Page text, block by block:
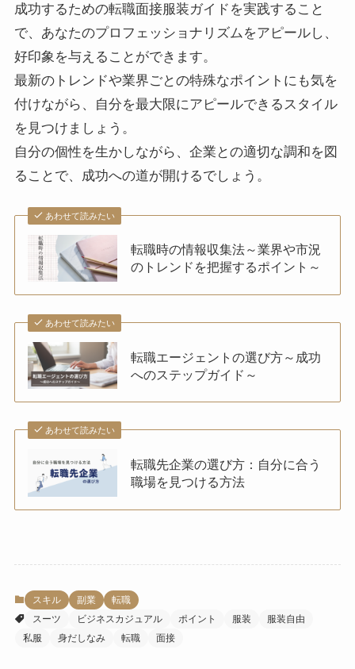
成功するための転職面接服装ガイドを実践すること
で、あなたのプロフェッショナリズムをアピールし、
好印象を与えることができます。
最新のトレンドや業界ごとの特殊なポイントにも気を
付けながら、自分を最大限にアピールできるスタイル
を見つけましょう。
自分の個性を生かしながら、企業との適切な調和を図
ることで、成功への道が開けるでしょう。
あわせて読みたい
転職時の情報収集法～業界や市況
のトレンドを把握するポイント～
あわせて読みたい
転職エージェントの選び方～成功
へのステップガイド～
あわせて読みたい
転職先企業の選び方：自分に合う
職場を見つける方法
スキル 副業
転職
スーツ
ビジネスカジュアル ポイント 服装
服装自由
私服
身だしなみ 転職 面接